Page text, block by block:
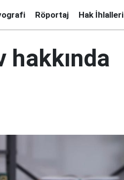
Röportaj Hak İhlalleri